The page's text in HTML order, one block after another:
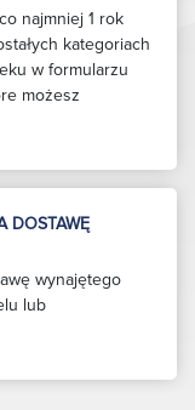
najmniej 1 rok
kategoriach
w formularzu
możesz
DOSTAWĘ
wynajętego
lub